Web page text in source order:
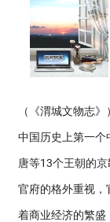
（《渭城文物志
中国历史上第一个
唐等13个王朝的
官府的格外重视，
着商业经济的繁盛